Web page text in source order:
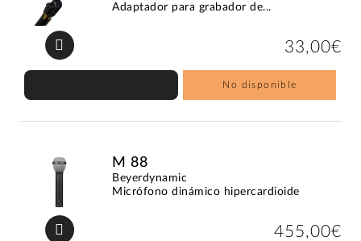
Adaptador para grabador de...
33,00€
No disponible
M 88
Beyerdynamic
Micrófono dinámico hipercardioide
455,00€